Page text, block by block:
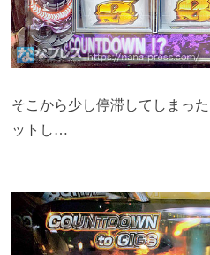
そこから少し停滞してしまっ
ットし…